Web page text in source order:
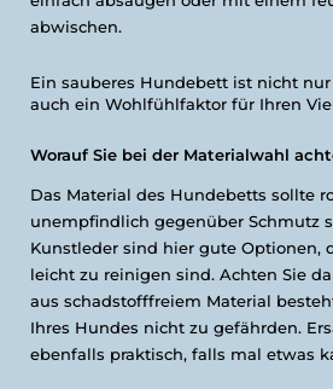
abwischen.
Ein sauberes Hundebett ist nicht
auch ein Wohlfühlfaktor für Ihren
Worauf Sie bei der Materialwahl
Das Material des Hundebetts sollte
unempfindlich gegenüber Schmutz
Kunstleder sind hier gute Optionen,
leicht zu reinigen sind. Achten Sie
aus schadstofffreiem Material
Ihres Hundes nicht zu gefährden.
ebenfalls praktisch, falls mal etwas